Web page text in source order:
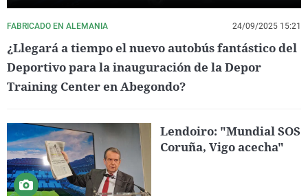
FABRICADO EN ALEMANIA 24/09/2025 15:21
¿Llegará a tiempo el nuevo autobús fantástico del
Deportivo para la inauguración de la Depor
Training Center en Abegondo?
Lendoiro: "Mundial SOS
Coruña, Vigo acecha"